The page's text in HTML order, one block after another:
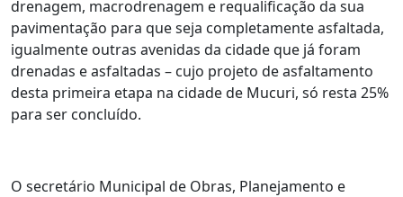
drenagem, macrodrenagem e requalificação da sua
pavimentação para que seja completamente asfaltada,
igualmente outras avenidas da cidade que já foram
drenadas e asfaltadas – cujo projeto de asfaltamento
desta primeira etapa na cidade de Mucuri, só resta 25%
para ser concluído.
O secretário Municipal de Obras, Planejamento e